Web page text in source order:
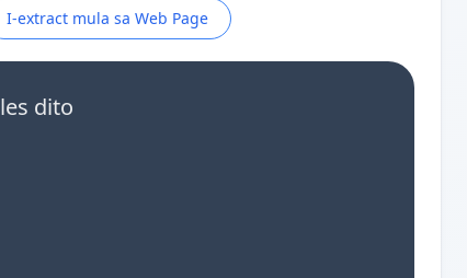
I-extract mula sa Web Page
dito